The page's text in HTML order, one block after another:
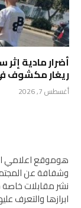
أضرار مادية
ريغار مكشوف
أغسطس 7, 2026
هوموقع اعلامي
وشفافة عن
نشر مقابلات
ابرازها والتعرف